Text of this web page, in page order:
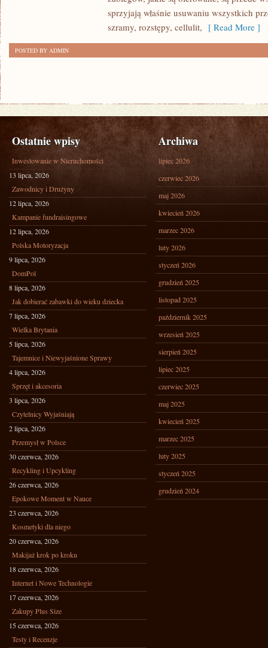
TRIUMFY
DOPIERO
OD
KILKUNASTU
sprzyjają właśnie usuwaniu wszystkich
szramy, rozstępy, cellulit, [ Read More ]
POSTED BY ADMIN
Ostatnie wpisy
Inwestowanie w Nieruchomości
13 lipca, 2026
Zawodnicy i Drużyny
12 lipca, 2026
Kampanie fundraisingowe
12 lipca, 2026
Polska Motoryzacja
9 lipca, 2026
DomPol
8 lipca, 2026
Jak dobierać zabawki do wieku dziecka
7 lipca, 2026
Wielka Brytania
5 lipca, 2026
Tajemnice i Niewyjaśnione Sprawy
4 lipca, 2026
Sprzęt i akcesoria
3 lipca, 2026
Czytelnicy Wyjaśniają
2 lipca, 2026
Przemysł w Polsce
30 czerwca, 2026
Recykling i Upcykling
26 czerwca, 2026
Epokowe Moment w Nauce
23 czerwca, 2026
Kosmetyki dla niego
20 czerwca, 2026
Makijaż krok po kroku
18 czerwca, 2026
Internet i Nowe Technologie
17 czerwca, 2026
Zakupy Plus Size
15 czerwca, 2026
Testy i Recenzje
Archiwa
lipiec 2026
czerwiec 2026
maj 2026
kwiecień 2026
marzec 2026
luty 2026
styczeń 2026
grudzień 2025
listopad 2025
październik 2025
wrzesień 2025
sierpień 2025
lipiec 2025
czerwiec 2025
maj 2025
kwiecień 2025
marzec 2025
luty 2025
styczeń 2025
grudzień 2024